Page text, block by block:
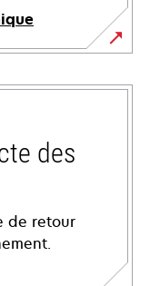
des
de retour